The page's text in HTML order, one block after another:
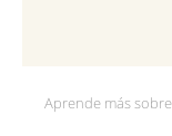
Aprende más